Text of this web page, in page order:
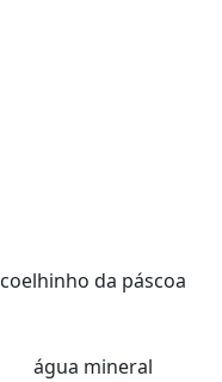
coelhinho da páscoa
água mineral